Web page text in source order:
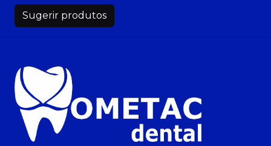
Sugerir produtos